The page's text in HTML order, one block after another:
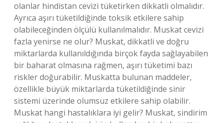
olanlar hindistan cevizi tüketirken dikkatli olmalıdır.
Ayrıca aşırı tüketildiğinde toksik etkilere sahip
olabileceğinden ölçülü kullanılmalıdır. Muskat cevizi
fazla yenirse ne olur? Muskat, dikkatli ve doğru
miktarlarda kullanıldığında birçok fayda sağlayabilen
bir baharat olmasına rağmen, aşırı tüketimi bazı
riskler doğurabilir. Muskatta bulunan maddeler,
özellikle büyük miktarlarda tüketildiğinde sinir
sistemi üzerinde olumsuz etkilere sahip olabilir.
Muskat hangi hastalıklara iyi gelir? Muskat, sindirim